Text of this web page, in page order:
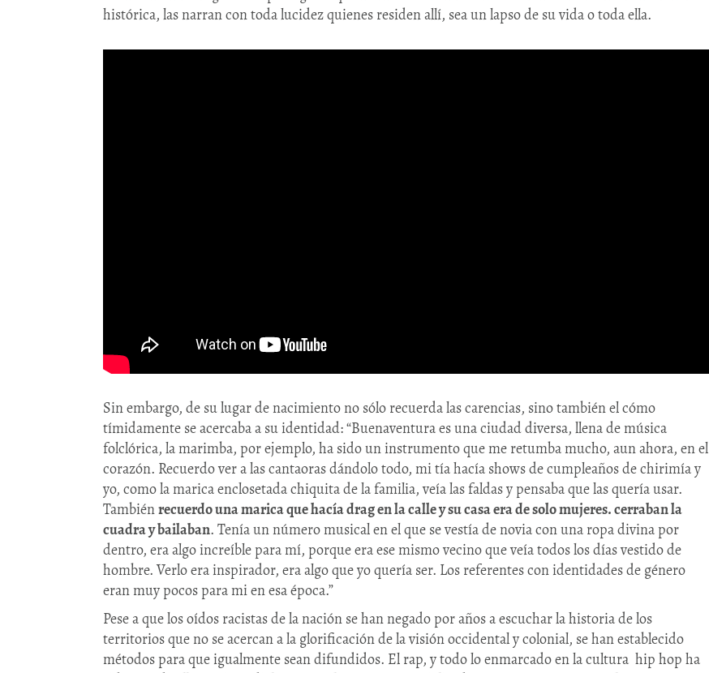
histórica, las narran con toda lucidez quienes residen allí, sea un lapso de su vida o toda ella.
Sin embargo, de su lugar de nacimiento no sólo recuerda las carencias, sino también el cómo
tímidamente se acercaba a su identidad: “Buenaventura es una ciudad diversa, llena de música
folclórica, la marimba, por ejemplo, ha sido un instrumento que me retumba mucho, aun ahora, en el
corazón. Recuerdo ver a las cantaoras dándolo todo, mi tía hacía shows de cumpleaños de chirimía y
yo, como la marica enclosetada chiquita de la familia, veía las faldas y pensaba que las quería usar.
Tambiénrecuerdo una marica que hacía drag en la calle y su casa era de solo mujeres. cerraban la
cuadra y bailaban. Tenía un número musical en el que se vestía de novia con una ropa divina por
dentro, era algo increíble para mí, porque era ese mismo vecino que veía todos los días vestido de
hombre. Verlo era inspirador, era algo que yo quería ser. Los referentes con identidades de género
eran muy pocos para mi en esa época.”
Pese a que los oídos racistas de la nación se han negado por años a escuchar la historia de los
territorios que no se acercan a la glorificación de la visión occidental y colonial, se han establecido
métodos para que igualmente sean difundidos. El rap, y todo lo enmarcado en la cultura hip hop ha